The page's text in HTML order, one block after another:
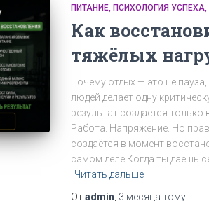
ПИТАНИЕ ПСИХОЛОГИЯ УСПЕХА
Как
тяжёлых
Почему отдых — это не
людей делает одну
результат создаётся
Работа. Напряжение. Но
создаётся в момент
самом деле Когда ты даёшь
Читать дальше
Отadmin 3 месяца тому